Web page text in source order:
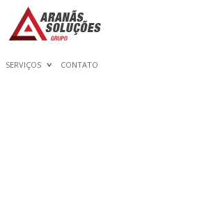
SERVIÇOS CONTATO